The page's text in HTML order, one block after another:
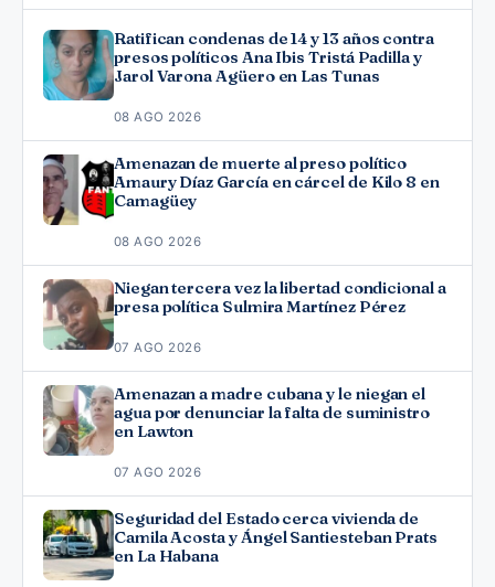
Ratifican condenas de 14 y 13 años contra
presos políticos Ana Ibis Tristá Padilla y
Jarol Varona Agüero en Las Tunas
08 AGO 2026
Amenazan de muerte al preso político
Amaury Díaz García en cárcel de Kilo 8 en
Camagüey
08 AGO 2026
Niegan tercera vez la libertad condicional a
presa política Sulmira Martínez Pérez
07 AGO 2026
Amenazan a madre cubana y le niegan el
agua por denunciar la falta de suministro
en Lawton
07 AGO 2026
Seguridad del Estado cerca vivienda de
Camila Acosta y Ángel Santiesteban Prats
en La Habana